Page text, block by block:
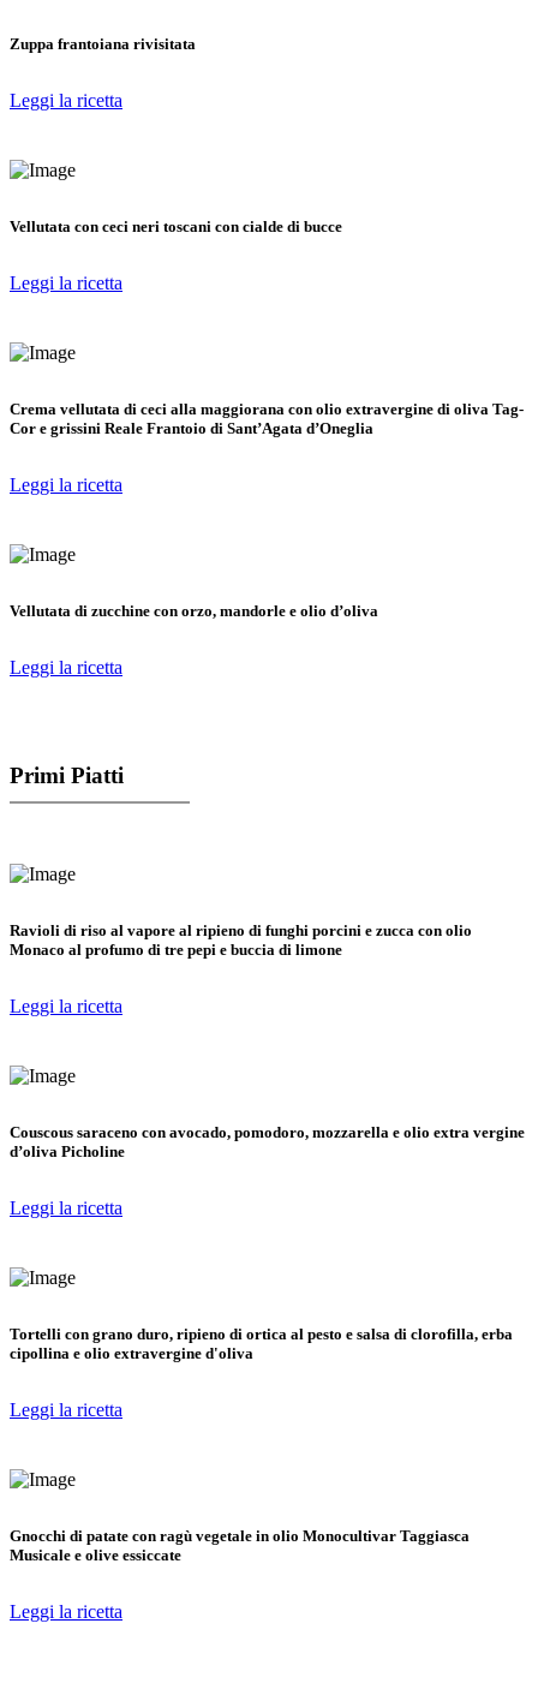
Zuppa frantoiana rivisitata
Leggi la ricetta
Vellutata con ceci neri toscani con cialde di bucce
Leggi la ricetta
Crema vellutata di ceci alla maggiorana con olio extravergine di oliva Tag-
Cor e grissini Reale Frantoio di Sant’Agata d’Oneglia
Leggi la ricetta
Vellutata di zucchine con orzo, mandorle e olio d’oliva
Leggi la ricetta
Primi Piatti
Ravioli di riso al vapore al ripieno di funghi porcini e zucca con olio
Monaco al profumo di tre pepi e buccia di limone
Leggi la ricetta
Couscous saraceno con avocado, pomodoro, mozzarella e olio extra vergine
d’oliva Picholine
Leggi la ricetta
Tortelli con grano duro, ripieno di ortica al pesto e salsa di clorofilla, erba
cipollina e olio extravergine d'oliva
Leggi la ricetta
Gnocchi di patate con ragù vegetale in olio Monocultivar Taggiasca
Musicale e olive essiccate
Leggi la ricetta